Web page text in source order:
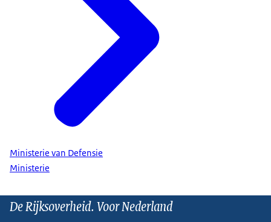
Ministerie van Defensie
Ministerie
De Rijksoverheid. Voor Nederland